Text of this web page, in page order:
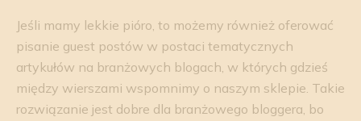
Jeśli mamy lekkie pióro, to możemy również oferować
pisanie guest postów w postaci tematycznych
artykułów na branżowych blogach, w których gdzieś
między wierszami wspomnimy o naszym sklepie. Takie
rozwiązanie jest dobre dla branżowego bloggera, bo